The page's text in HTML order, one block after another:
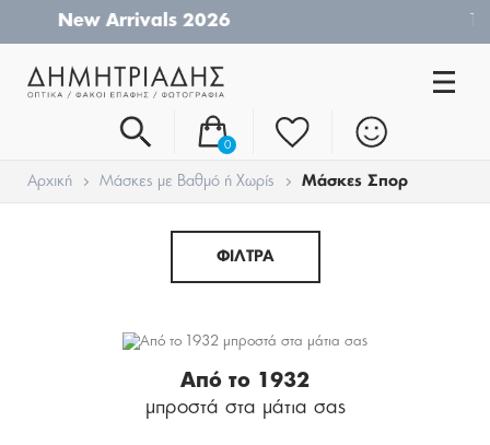
Τηλ. Παραγγελίες:
0
Αρχική Μάσκες με Βαθμό ή Χωρίς Μάσκες Σπορ
ΦΙΛΤΡΑ
Από το 1932
μπροστά στα μάτια σας